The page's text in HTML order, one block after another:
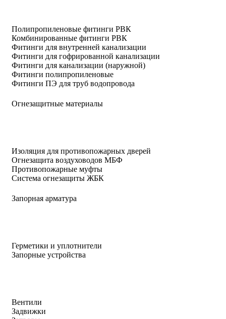
Полипропиленовые фитинги РВК
Комбинированные фитинги РВК
Фитинги для внутренней канализации
Фитинги для гофрированной канализации
Фитинги для канализации (наружной)
Фитинги полипропиленовые
Фитинги ПЭ для труб водопровода
Огнезащитные материалы
Изоляция для противопожарных дверей
Огнезащита воздуховодов МБФ
Противопожарные муфты
Система огнезащиты ЖБК
Запорная арматура
Герметики и уплотнители
Запорные устройства
Вентили
Задвижки